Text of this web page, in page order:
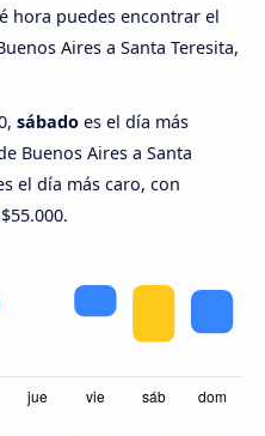
hora puedes encontrar el
Aires a Santa Teresita,
sábado es el día más
Buenos Aires a Santa
el día más caro, con